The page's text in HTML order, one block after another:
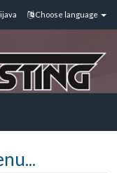
Choose language